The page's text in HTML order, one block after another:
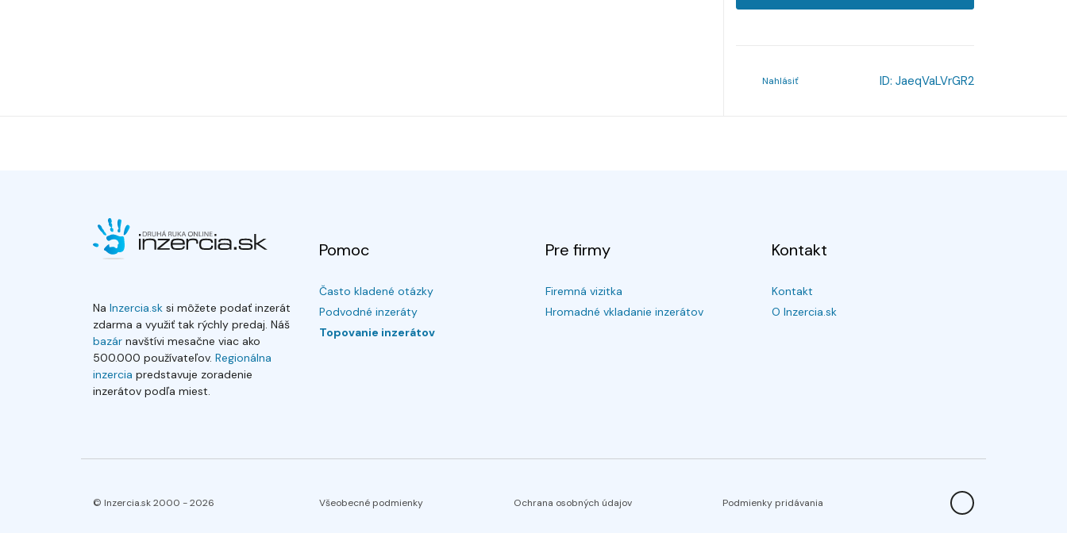
Nahlásiť ID: JaeqVaLVrGR2
Na Inzercia.sk si môžete podať inzerát
zdarma a využiť tak rýchly predaj. Náš
bazár navštívi mesačne viac ako
500.000 používateľov. Regionálna
inzercia predstavuje zoradenie
inzerátov podľa miest.
Pomoc
Často kladené otázky
Podvodné inzeráty
Topovanie inzerátov
Pre firmy
Firemná vizitka
Hromadné vkladanie inzerátov
Kontakt
Kontakt
O Inzercia.sk
© Inzercia.sk 2000 -2026 Všeobecné podmienky Ochrana osobných údajov Podmienky pridávania